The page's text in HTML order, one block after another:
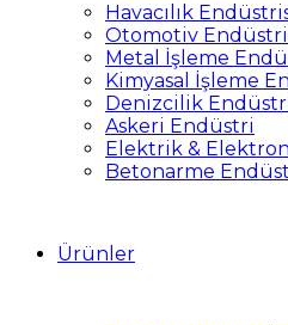
Havacılık
Otomotiv
Metal İşleme
Kimyasal İşleme
Denizcilik
Askeri Endüstri
Elektrik &
Betonarme
Ürünler